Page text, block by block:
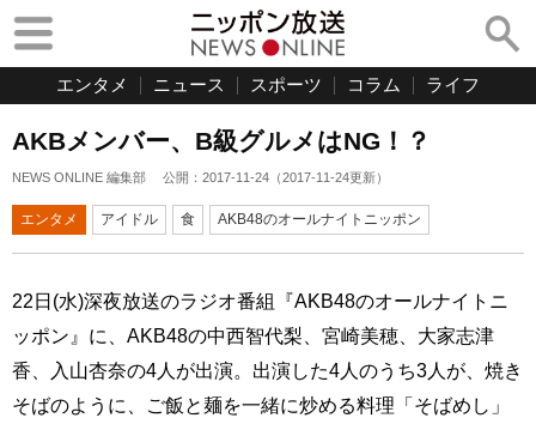
エンタメ ニュース スポーツ コラム ライフ
AKBメンバー、B級グルメはNG！？
NEWS ONLINE 編集部 公開： 2017-11-24 （2017-11-24更新）
エンタメ アイドル 食 AKB48のオールナイトニッポン
22日(水)深夜放送のラジオ番組『AKB48のオールナイトニ
ッポン』に、AKB48の中西智代梨、宮崎美穂、大家志津
香、入山杏奈の4人が出演。出演した4人のうち3人が、焼き
そばのように、ご飯と麺を一緒に炒める料理「そばめし」